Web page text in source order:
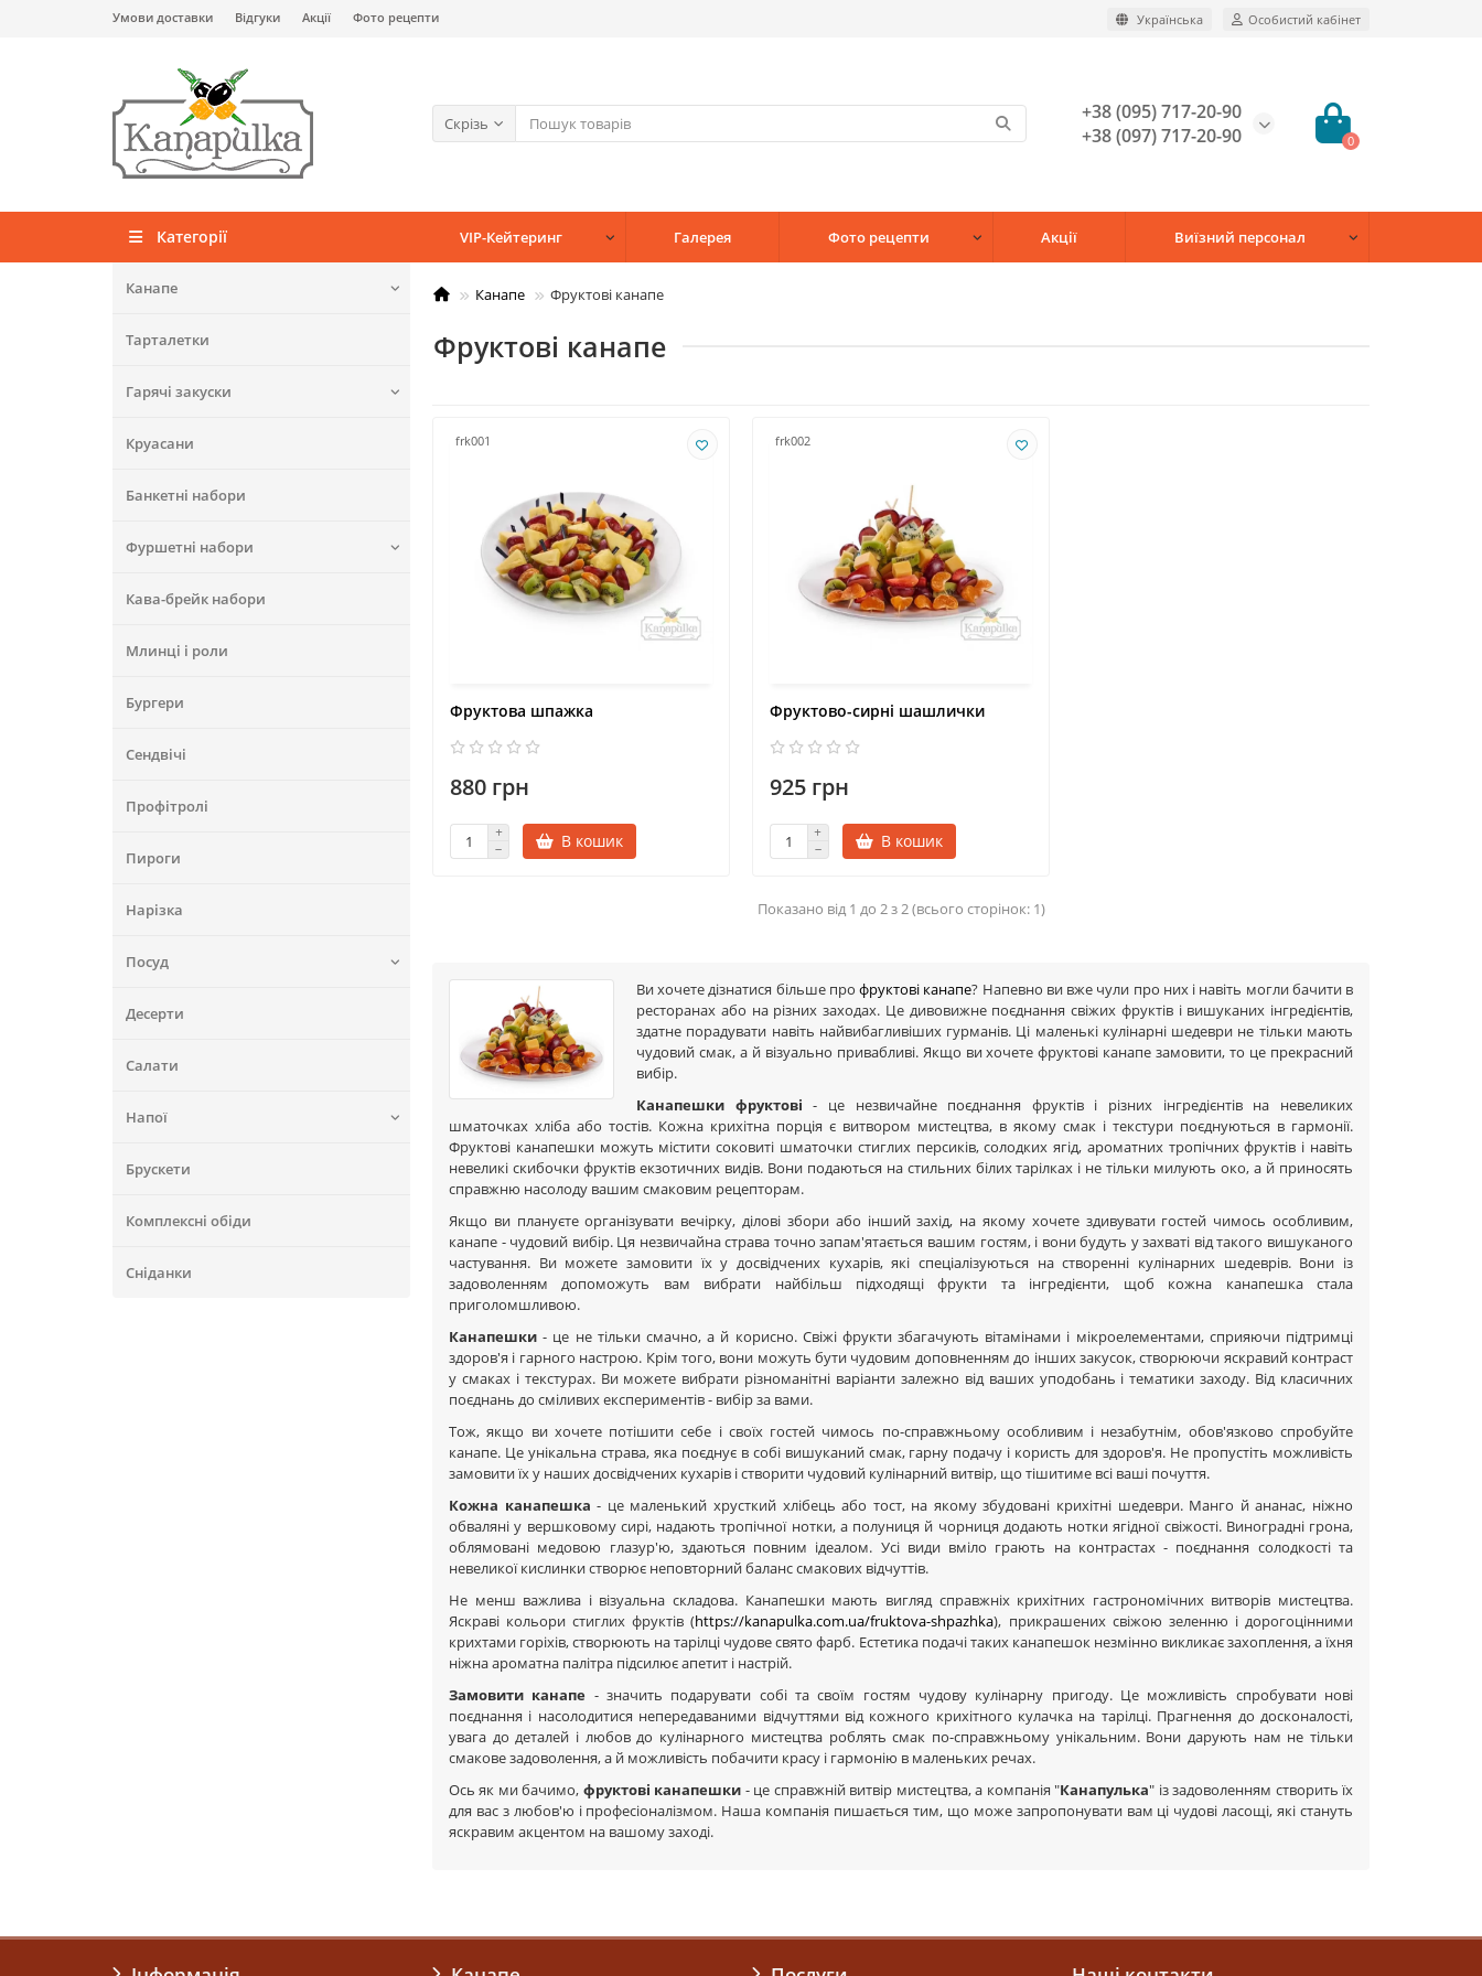
Умови доставки Відгуки Акції Фото рецепти Українська Особистий кабінет
Скрізь
+38 (095) 717-20-90
+38 (097) 717-20-90
0
Категорії
Канапе
Тарталетки
Гарячі закуски
Круасани
Банкетні набори
Фуршетні набори
Кава-брейк набори
Млинці і роли
Бургери
Сендвічі
Профітролі
Пироги
Нарізка
Посуд
Десерти
Салати
Напої
Брускети
Комплексні обіди
Сніданки
VIP-Кейтеринг Галерея Фото рецепти Акції Виїзний персонал
Канапе Фруктові канапе
Фруктові канапе
frk001
Фруктова шпажка
880 грн
В кошик
frk002
Фруктово-сирні шашлички
925 грн
В кошик
Показано від 1 до 2 з 2 (всього сторінок: 1)
Ви хочете дізнатися більше профруктові канапе? Напевно ви вже чули про них і навіть могли бачити в
ресторанах або на різних заходах. Це дивовижне поєднання свіжих фруктів і вишуканих інгредієнтів,
здатне порадувати навіть найвибагливіших гурманів. Ці маленькі кулінарні шедеври не тільки мають
чудовий смак, а й візуально привабливі. Якщо ви хочете фруктові канапе замовити, то це прекрасний
вибір.
Канапешки фруктові - це незвичайне поєднання фруктів і різних інгредієнтів на невеликих
шматочках хліба або тостів. Кожна крихітна порція є витвором мистецтва, в якому смак і текстури поєднуються в гармонії.
Фруктові канапешки можуть містити соковиті шматочки стиглих персиків, солодких ягід, ароматних тропічних фруктів і навіть
невеликі скибочки фруктів екзотичних видів. Вони подаються на стильних білих тарілках і не тільки милують око, а й приносять
справжню насолоду вашим смаковим рецепторам.
Якщо ви плануєте організувати вечірку, ділові збори або інший захід, на якому хочете здивувати гостей чимось особливим,
канапе - чудовий вибір. Ця незвичайна страва точно запам'ятається вашим гостям, і вони будуть у захваті від такого вишуканого
частування. Ви можете замовити їх у досвідчених кухарів, які спеціалізуються на створенні кулінарних шедеврів. Вони із
задоволенням допоможуть вам вибрати найбільш підходящі фрукти та інгредієнти, щоб кожна канапешка стала
приголомшливою.
Канапешки - це не тільки смачно, а й корисно. Свіжі фрукти збагачують вітамінами і мікроелементами, сприяючи підтримці
здоров'я і гарного настрою. Крім того, вони можуть бути чудовим доповненням до інших закусок, створюючи яскравий контраст
у смаках і текстурах. Ви можете вибрати різноманітні варіанти залежно від ваших уподобань і тематики заходу. Від класичних
поєднань до сміливих експериментів - вибір за вами.
Тож, якщо ви хочете потішити себе і своїх гостей чимось по-справжньому особливим і незабутнім, обов'язково спробуйте
канапе. Це унікальна страва, яка поєднує в собі вишуканий смак, гарну подачу і користь для здоров'я. Не пропустіть можливість
замовити їх у наших досвідчених кухарів і створити чудовий кулінарний витвір, що тішитиме всі ваші почуття.
Кожна канапешка - це маленький хрусткий хлібець або тост, на якому збудовані крихітні шедеври. Манго й ананас, ніжно
обваляні у вершковому сирі, надають тропічної нотки, а полуниця й чорниця додають нотки ягідної свіжості. Виноградні грона,
облямовані медовою глазур'ю, здаються повним ідеалом. Усі види вміло грають на контрастах - поєднання солодкості та
невеликої кислинки створює неповторний баланс смакових відчуттів.
Не менш важлива і візуальна складова. Канапешки мають вигляд справжніх крихітних гастрономічних витворів мистецтва.
Яскраві кольори стиглих фруктів (https://kanapulka.com.ua/fruktova-shpazhka), прикрашених свіжою зеленню і дорогоцінними
крихтами горіхів, створюють на тарілці чудове свято фарб. Естетика подачі таких канапешок незмінно викликає захоплення, а їхня
ніжна ароматна палітра підсилює апетит і настрій.
Замовити канапе - значить подарувати собі та своїм гостям чудову кулінарну пригоду. Це можливість спробувати нові
поєднання і насолодитися непередаваними відчуттями від кожного крихітного кулачка на тарілці. Прагнення до досконалості,
увага до деталей і любов до кулінарного мистецтва роблять смак по-справжньому унікальним. Вони дарують нам не тільки
смакове задоволення, а й можливість побачити красу і гармонію в маленьких речах.
Ось як ми бачимо, фруктові канапешки - це справжній витвір мистецтва, а компанія "Канапулька" із задоволенням створить їх
для вас з любов'ю і професіоналізмом. Наша компанія пишається тим, що може запропонувати вам ці чудові ласощі, які стануть
яскравим акцентом на вашому заході.